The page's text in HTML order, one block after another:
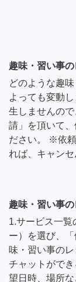
趣味・習い事
どのような趣
よっても変動
生しませんの
請」を頂いて
ださい。 ※依
れば、キャンセ
趣味・習い事
1.サービス一覧
ー）を選び、
味・習い事の
チャットがで
望日時、場所